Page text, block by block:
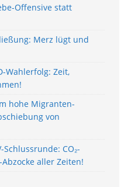
Offensive statt
Merz lügt und
Wahlerfolg: Zeit,
hohe Migranten-
von
CO₂-
aller Zeiten!